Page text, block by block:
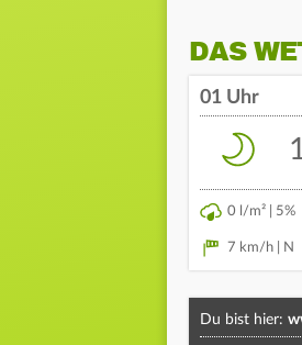
DAS
01 Uhr
0 l/m² | 5%
7 km/h | N
Du bist hier: